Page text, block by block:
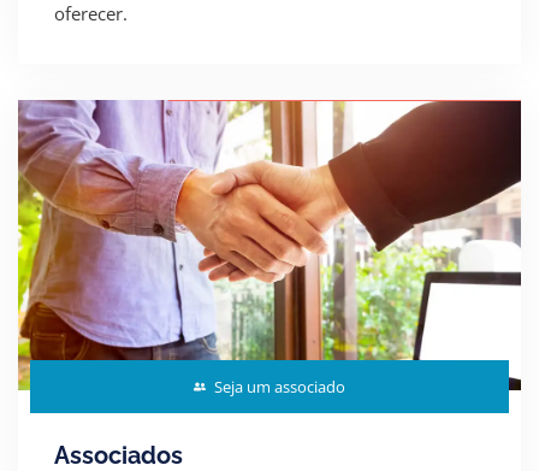
oferecer.
Seja um associado
Associados